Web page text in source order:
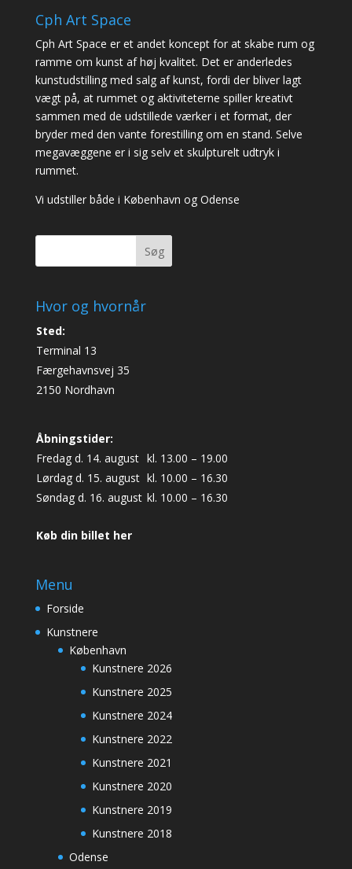
Cph Art Space
Cph Art Space er et andet koncept for at skabe rum og
ramme om kunst af høj kvalitet. Det er anderledes
kunstudstilling med salg af kunst, fordi der bliver lagt
vægt på, at rummet og aktiviteterne spiller kreativt
sammen med de udstillede værker i et format, der
bryder med den vante forestilling om en stand. Selve
megavæggene er i sig selv et skulpturelt udtryk i
rummet.
Vi udstiller både i København og Odense
Søg
Hvor og hvornår
Sted:
Terminal 13
Færgehavnsvej 35
2150 Nordhavn
Åbningstider:
Fredag d. 14. august kl. 13.00 – 19.00
Lørdag d. 15. august kl. 10.00 – 16.30
Søndag d. 16. august kl. 10.00 – 16.30
Køb din billet her
Menu
Forside
Kunstnere
København
Kunstnere 2026
Kunstnere 2025
Kunstnere 2024
Kunstnere 2022
Kunstnere 2021
Kunstnere 2020
Kunstnere 2019
Kunstnere 2018
Odense